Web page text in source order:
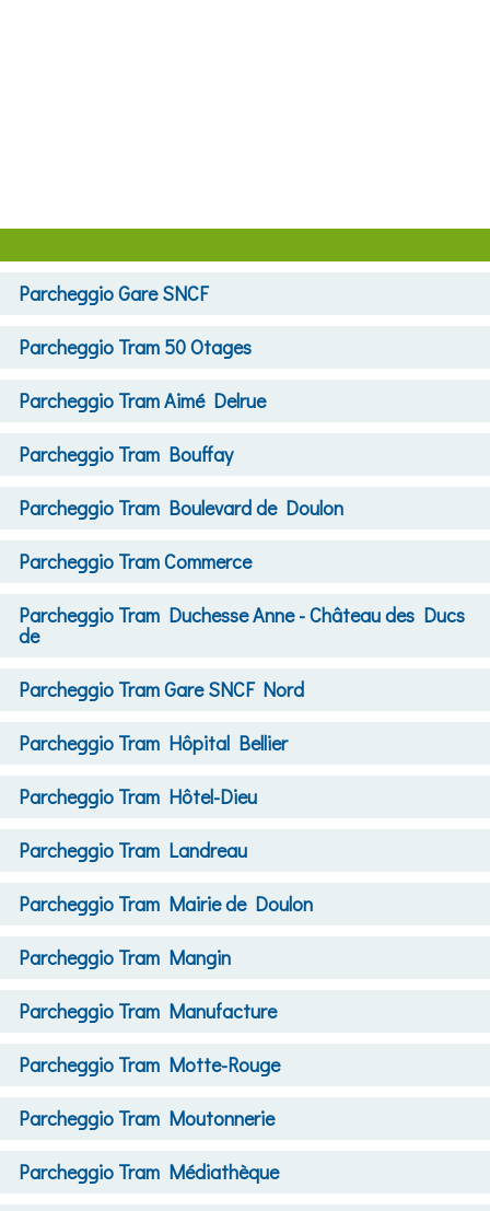
ParcheggioGare SNCF
Parcheggio Tram 50 Otages
Parcheggio Tram Aimé Delrue
Parcheggio Tram Bouffay
Parcheggio Tram Boulevard de Doulon
Parcheggio Tram Commerce
Parcheggio Tram Duchesse Anne - Château des Ducs
de
Parcheggio Tram Gare SNCF Nord
Parcheggio Tram Hôpital Bellier
Parcheggio Tram Hôtel-Dieu
Parcheggio Tram Landreau
Parcheggio Tram Mairie de Doulon
Parcheggio Tram Mangin
Parcheggio Tram Manufacture
Parcheggio Tram Motte-Rouge
Parcheggio Tram Moutonnerie
Parcheggio Tram Médiathèque